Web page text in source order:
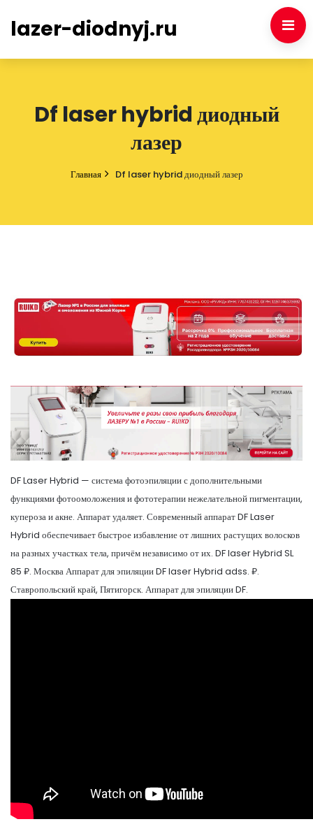
lazer-diodnyj.ru
Df laser hybrid диодный
лазер
Главная Df laser hybrid диодный лазер
DF Laser Hybrid — система фотоэпиляции с дополнительными
функциями фотоомоложения и фототерапии нежелательной пигментации,
купероза и акне. Аппарат удаляет. Современный аппарат DF Laser
Hybrid обеспечивает быстрое избавление от лишних растущих волосков
на разных участках тела, причём независимо от их. DF laser Hybrid SL
85 ₽. Москва Аппарат для эпиляции DF laser Hybrid adss. ₽.
Ставропольский край, Пятигорск. Аппарат для эпиляции DF.